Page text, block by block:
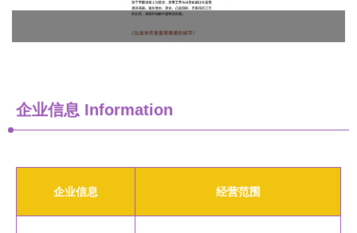
企业信息 Information
企业信息 经营范围